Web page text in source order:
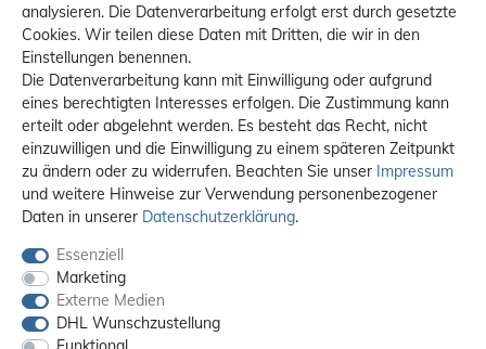
analysieren. Die Datenverarbeitung erfolgt erst durch gesetzte
Cookies. Wir teilen diese Daten mit Dritten, die wir in den
Einstellungen benennen.
Die Datenverarbeitung kann mit Einwilligung oder aufgrund
eines berechtigten Interesses erfolgen. Die Zustimmung kann
erteilt oder abgelehnt werden. Es besteht das Recht, nicht
einzuwilligen und die Einwilligung zu einem späteren Zeitpunkt
zu ändern oder zu widerrufen. Beachten Sie unser Impressum
und weitere Hinweise zur Verwendung personenbezogener
Daten in unserer Daten­schutz­erklärung.
Essenziell
Marketing
Externe Medien
DHL Wunschzustellung